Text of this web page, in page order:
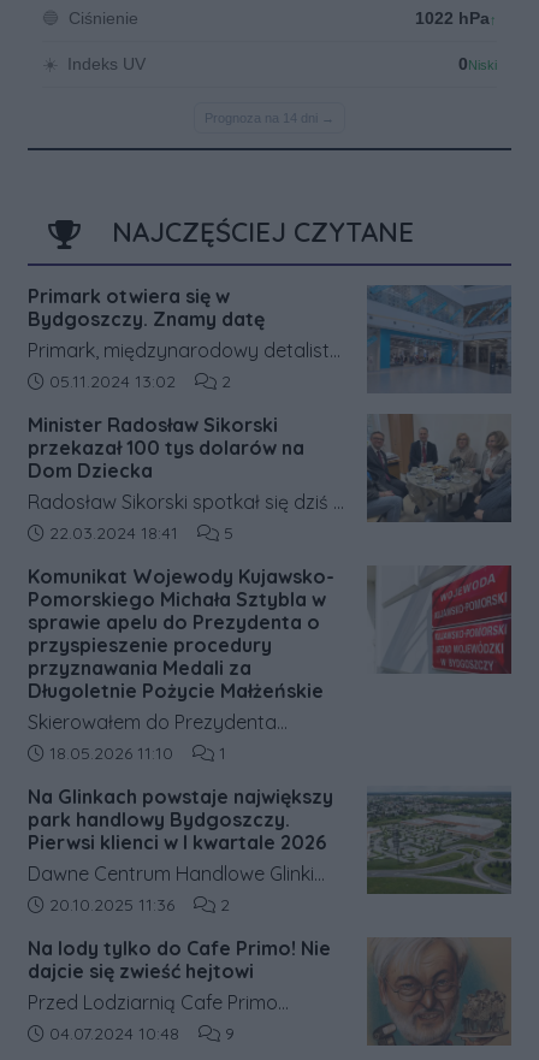
NAJCZĘŚCIEJ CZYTANE
Primark otwiera się w
Bydgoszczy. Znamy datę
Primark, międzynarodowy detalista
odzieżowy, ogłosił datę otwarcia
lokalizacja na północy kraju będzie
znajdować się w bydgoskim
centrum handlowym Zielone
Arkady. Otwarcie zaplanowano na
Data dodania artykułu:
05.11.2024 13:02 Liczba komentarzy artykułu:
2
Minister Radosław Sikorski
przekazał 100 tys dolarów na
Dom Dziecka
Radosław Sikorski spotkał się dziś z
dziećmi oraz kadrą Bydgoskiego
Wychowawczego dla dzieci przy ul.
Traugutta 5.
Data dodania artykułu:
22.03.2024 18:41 Liczba komentarzy artykułu:
5
Komunikat Wojewody Kujawsko-
Pomorskiego Michała Sztybla w
sprawie apelu do Prezydenta o
przyspieszenie procedury
przyznawania Medali za
Długoletnie Pożycie Małżeńskie
Skierowałem do Prezydenta
Rzeczypospolitej Polskiej pismo
czasu oczekiwania na rozpatrzenie
wniosków o nadanie Medali za
Długoletnie Pożycie Małżeńskie.
Data dodania artykułu:
18.05.2026 11:10 Liczba komentarzy artykułu:
1
Na Glinkach powstaje największy
park handlowy Bydgoszczy.
Pierwsi klienci w I kwartale 2026
Dawne Centrum Handlowe Glinki
przechodzi gruntowną przebudowę
Glinki. Pierwsi klienci mają pojawić
się już w pierwszym kwartale 2026
roku; kompleks docelowo zaoferuje
16–18 tys. m² powierzchni handlowej.
Data dodania artykułu:
20.10.2025 11:36 Liczba komentarzy artykułu:
2
Na lody tylko do Cafe Primo! Nie
dajcie się zwieść hejtowi
Przed Lodziarnią Cafe Primo
prowadzoną od początku przez
Data dodania artykułu:
04.07.2024 10:48 Liczba komentarzy artykułu:
9